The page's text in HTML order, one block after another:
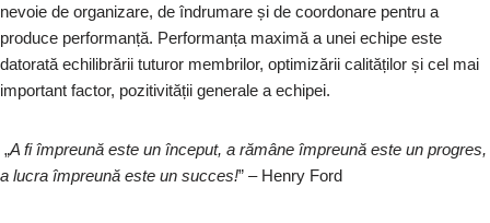
nevoie de organizare, de îndrumare și de coordonare pentru a
produce performanță. Performanța maximă a unei echipe este
datorată echilibrării tuturor membrilor, optimizării calităților și cel mai
important factor, pozitivității generale a echipei.
„A fi împreună este un început, a rămâne împreună este un progres,
a lucra împreună este un succes!” – Henry Ford